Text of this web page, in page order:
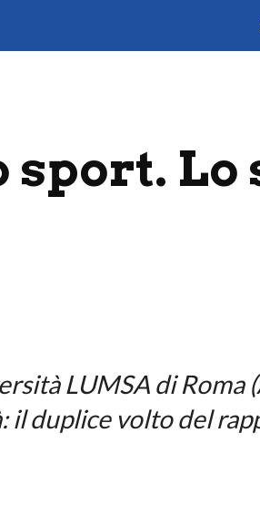
sport.
LUMSA di
il duplice volto del